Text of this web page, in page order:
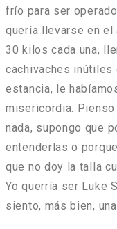
frío para ser
quería llevarse en el
30 kilos cada una,
cachivaches inútiles
estancia, le
misericordia. Pienso
nada, supongo que
entenderlas o
que no doy la talla
Yo querría ser Luke
siento, más bien,